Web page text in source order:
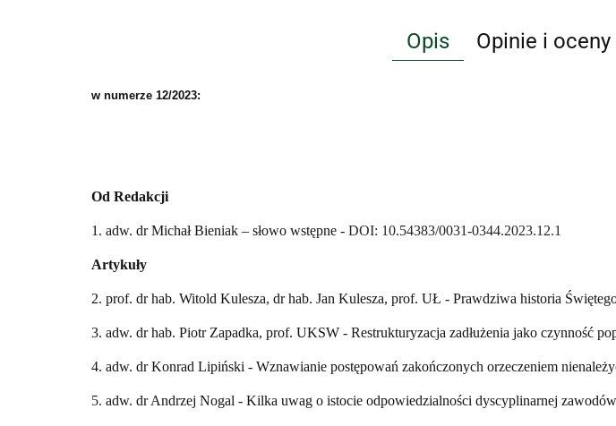
Opis Opinie i oceny
w numerze 12/2023:
Od Redakcji
1. adw. dr Michał Bieniak – słowo wstępne - DOI: 10.54383/0031-0344.2023.12.1
Artykuły
2. prof. dr hab. Witold Kulesza, dr hab. Jan Kulesza, prof. UŁ - Prawdziwa historia
3. adw. dr hab. Piotr Zapadka, prof. UKSW - Restrukturyzacja zadłużenia jako czynność
4. adw. dr Konrad Lipiński - Wznawianie postępowań zakończonych orzeczeniem
5. adw. dr Andrzej Nogal - Kilka uwag o istocie odpowiedzialności dyscyplinarnej